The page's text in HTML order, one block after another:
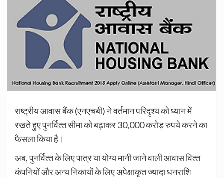
राष्‍ट्रीय आवास बैंक (एनएचबी) ने वर्तमान परिदृश्‍य को ध्‍यान में
रखते हुए पुनर्वित्‍त सीमा को बढ़ाकर 30,000 करोड़ रुपये करने का
फैसला किया है।
अब, पुनर्वित्‍त के लिए पात्र या योग्‍य मानी जाने वाली आवास वित्‍त
कंपनियों और अन्‍य निकायों के लिए अपेक्षाकृत ज्‍यादा धनराशि